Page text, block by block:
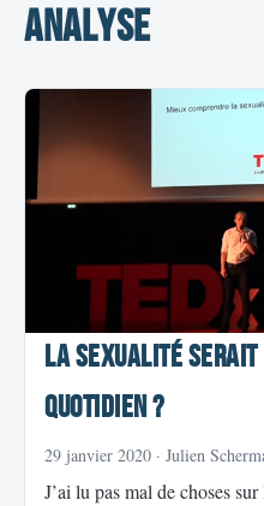
analyse
La sexualité serait
quotidien ?
29 janvier 2020 · Julien
J’ai lu pas mal de choses